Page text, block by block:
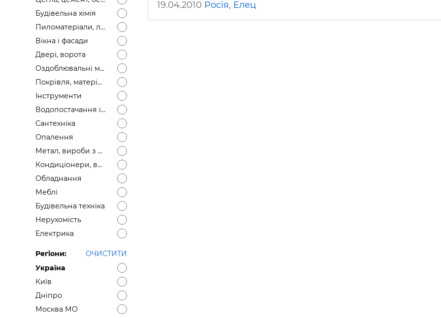
Будівельні і ремонтні послуги
Резюме
Будівельна хімія
Пиломатеріали, лісоматеріали
Вікна і фасади
Двері, ворота
Оздоблювальні матеріали
Покрівля, матеріали
Інструменти
Водопостачання і каналізація
Сантехніка
Опалення
Метал, вироби з металу
Кондиціонери, вентиляція
Обладнання
Меблі
Будівельна техніка
Нерухомість
Електрика
Регіони:
ОЧИСТИТИ
Україна
Київ
Дніпро
Москва МО
19.04.2010 Росія, Елец